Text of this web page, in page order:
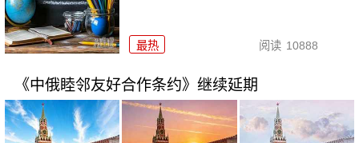
最热 阅读 10888
《中俄睦邻友好合作条约》继续延期